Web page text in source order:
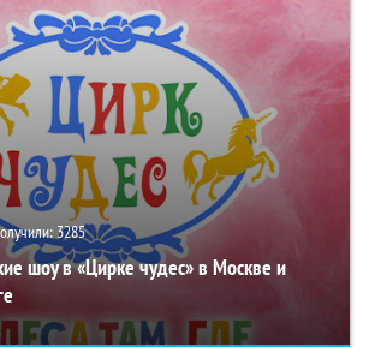
3285
шоу в «Цирке чудес» в Москве и